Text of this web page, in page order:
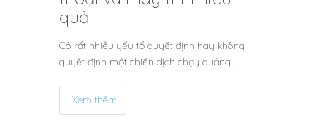
quả
Có rất nhiều yếu tố quyết định hay không
quyết định một chiến dịch chạy quảng…
Xem thêm